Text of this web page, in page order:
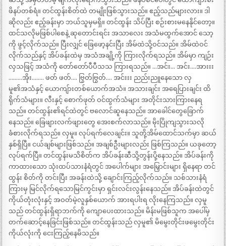
ဖိနပ်တစ်ရံ။ တင်ထွန်းစိတ်ထဲ တမျိုးဖြစ်သွားသည်။ ဧည့်သည်များလား။ ဒါ
ဆိုလည်း ဧည့်ခန်းမှာ ဘယ်သူမှမရှိ။ တင်ထွန်း သိပ်ပြီး စဉ်းစားမနေနိုင်တော့။
ထင်သလိုမဖြစ်ပါစေနဲ့ ဆုတောင်းရင်း အသာလေး အသံမထွက်အောင် သော့
ကို ဖွင့်လိုက်သည်။ ပြီးလျှင် ခြေဖော့နင်းပြီး အိမ်ထဲသို့ဝင်သည်။ အိမ်ထဲဝင်
လိုက်သည်နှင့် အိပ်ခန်းထဲမှ အသံအချို့ကို ကြားလိုက်ရသည်။ အိမ်မှာ ကျဉ်း
လှသဖြင့် အသံကို တော်တော်ပီပီသသ ကြားရသည်။ …အင်း… အင်း….အားးး
………အိုး…….. ဖတ် ဖတ်…. ဗြွတ်ဗြွတ်…. အင်းးး ညည်းညူနေသော လှ
မူ၏အသံနှင့် ယောကျ်ားတစ်ယောက်အသံ။ အသားချင်း အရေပြားချင်း ထိ
ရိုက်သံများ။ လီးနှင့် စောက်ဖုတ် ဝင်ထွက်သံများ အတိုင်းသားကြားနေရ
သည်။ တင်ထွန်း၏ရင်ထဲတွင် ဗလောင်ဆူနေသည်။ အာခေါင်တွေခြောက်
နေသည်။ ခြေဖျားလက်ဖျားတွေ အေးစက်လာသည်။ မိုးပြိုကျသွားသလို
ခံစားလိုက်ရသည်။ လှမူ။ လုပ်ရက်လေချင်း။ သူတို့အိမ်ထောင်သက်မှာ ဆယ်
နှစ်ရှိပြီ။ ငယ်ချစ်များဖြစ်သည်။ အချစ်ဦးများလည်း ဖြစ်ကြသည်။ ယခုတော့
လုပ်ရက်ပြီ။ တင်ထွန်းမသိစိတ်က အိပ်ခန်းဆီသို့တွန်းပို့နေသည်။ အိပ်ခန်းကို
ကာထားသော သုံးထပ်သားနံရံတွင် အပေါက်များ အမြှောင်းများ ရှိနေရာ တင်
ထွန်း စိတ်ကို တင်းပြီး အခန်းထဲသို့ ချောင်းကြည့်လိုက်သည်။ သစ်သားနံရံ
ကြားမှ မြင်လိုက်ရသောမြင်ကွင်းမှာ ရှင်းလင်းလွန်းနေသည်။ အိပ်ခန်းထဲတွင်
ကိုယ်တုံးလုံးနှင့် အဝတ်မဲ့လူနှစ်ယောက် အားရပါးရ လိုးနေကြသည်။ လှမူ
သည် တင်ထွန်းရှိရာဘက်ကို ကျောပေးထားသည်။ မိန်းမဖြစ်သူက အပေါ်မှ
တက်ဆောင့်နေခြင်းဖြစ်သည်။ တင်ထွန်းသည် လှမူ၏ မိမွေးတိုင်းဖမွေးတိုင်း
ကိုယ်လုံးကို ငေးကြည့်နေမိသည်။